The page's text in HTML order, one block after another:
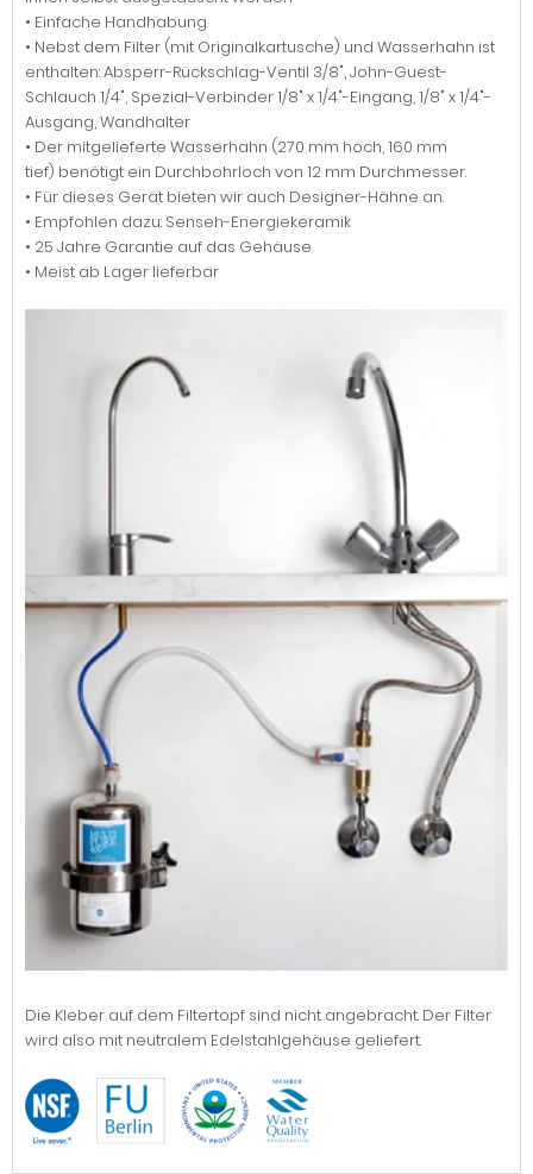
• Einfache Handhabung
• Nebst dem Filter (mit Originalkartusche) und Wasserhahn ist
enthalten: Absperr-Rückschlag-Ventil 3/8", John-Guest-
Schlauch 1/4", Spezial-Verbinder 1/8" x 1/4"-Eingang, 1/8" x 1/4"-
Ausgang, Wandhalter
• Der mitgelieferte Wasserhahn (270 mm hoch, 160 mm
tief) benötigt ein Durchbohrloch von 12 mm Durchmesser.
• Für dieses Gerät bieten wir auch Designer-Hähne an.
• Empfohlen dazu: Senseh-Energiekeramik
• 25 Jahre Garantie auf das Gehäuse
• Meist ab Lager lieferbar
Die Kleber auf dem Filtertopf sind nicht angebracht. Der Filter
wird also mit neutralem Edelstahlgehäuse geliefert.